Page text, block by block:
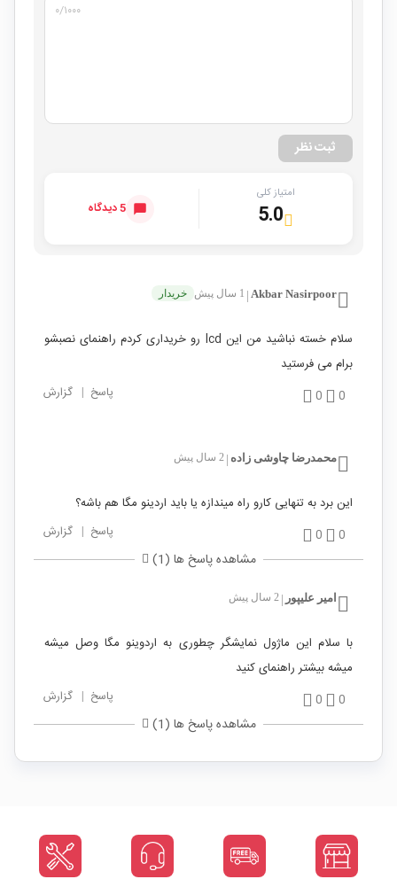
۰/۱۰۰۰
ثبت نظر
امتیاز کلی
5.0 5 دیدگاه
Akbar Nasirpoor 1 سال پیش خریدار
سلام خسته نباشید من این lcd رو خریداری کردم راهنمای نصبشو
برام می فرستید
0
0 پاسخ | گزارش
محمدرضا چاوشی زاده 2 سال پیش
این برد به تنهایی کارو راه میندازه یا باید اردینو مگا هم باشه؟
0
0 پاسخ | گزارش
مشاهده پاسخ ها (1)
امیر علیپور 2 سال پیش
با سلام این ماژول نمایشگر چطوری به اردوینو مگا وصل میشه
میشه بیشتر راهنمای کنید
0
0 پاسخ | گزارش
مشاهده پاسخ ها (1)